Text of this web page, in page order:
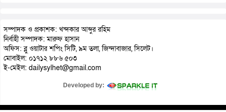
সম্পাদক ও প্রকাশক: খন্দকার আব্দুর রহিম
নির্বাহী সম্পাদক: মারুফ হাসান
অফিস: ব্লু ওয়াটার শপিং সিটি, ৯ম তলা, জিন্দাবাজার, সিলেট।
মোবাইল: ০১৭১২ ৮৮৬ ৫০৩
ই-মেইল: dailysylhet@gmail.com
Developed by: